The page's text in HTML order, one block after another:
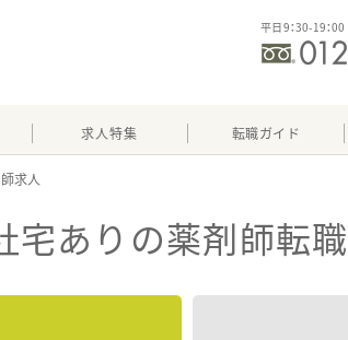
平日9：30-19：
求人特集 転職ガイド
宅あり の薬剤師転